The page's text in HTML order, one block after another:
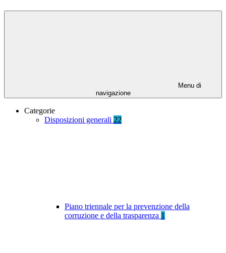
Menu di
navigazione
Categorie
Disposizioni generali 22
Piano triennale per la prevenzione della
corruzione e della trasparenza 1